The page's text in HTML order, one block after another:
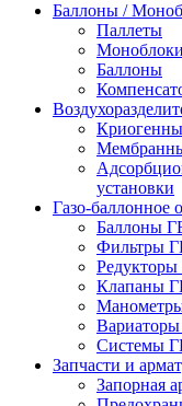
Баллоны /
Паллеты
Моноблоки
Баллоны
установки
Газо-баллонное
Баллоны
Фильтры
Клапаны
Системы
Запчасти и
Запорная